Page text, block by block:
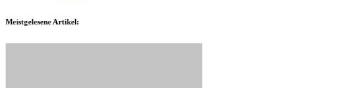
Meistgelesene Artikel: